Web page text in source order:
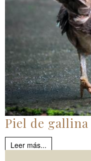
Piel de gallina
Leer más...